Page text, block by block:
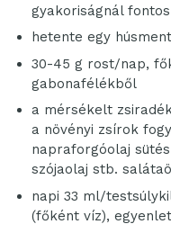
gyakoriságnál
hetente egy
30-45 g rost/nap,
gabonafélékből
a mérsékelt
a növényi zsírok
napraforgóolaj
szójaolaj stb.
napi 33 ml/
(főként víz),